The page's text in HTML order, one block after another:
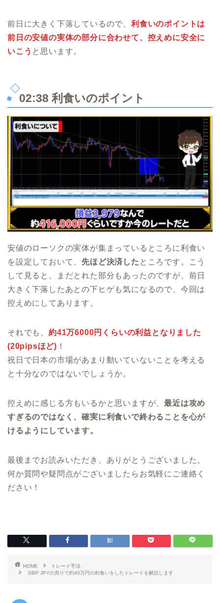
前日に大きく下落しているので、 利食いのポイントは
前日の安値の実体の部分に合わせて、控えめに安全に
いこう と思います。
02:38 利食いのポイント
安値のローソクの実体が集まっているところに利食い
を設定しておいて、 先ほど決済した ところです。こう
して見ると、まだとれた部分もあったのですが、前日
大きく下落したあとの下ヒゲも気になるので、今回は
控えめにしてあります。
それでも、 約41万6000円くらいの利益となりました
(20pipsほど) ！
祝日で日本の市場があまり動いていないことを考える
と十分なのではないでしょうか。
控えめに感じる方もいるかと思いますが、最近は攻め
すぎるのではなく、確実に利食いで終わることを心が
けるようにしています。
最後までお読みいただき、ありがとうございました。
何か質問や疑問点がございましたらお気軽にご連絡く
ださい！
HOME
トレード手法
GBP JPYの売りで約40万円の利食いをしたトレードを解説します